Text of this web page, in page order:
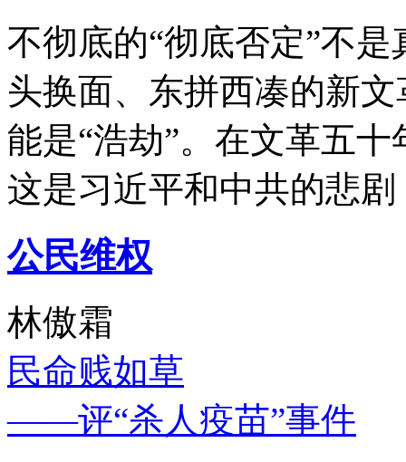
不彻底的“彻底否定”不
头换面、东拼西凑的新
能是“浩劫”。在文革五
这是习近平和中共的悲
公民维权
林傲霜
民命贱如草
——评“杀人疫苗”事件